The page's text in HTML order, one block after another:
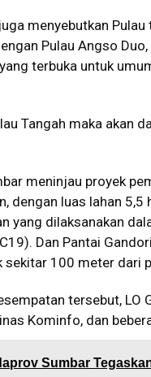
menyebutkan
Pulau Angso
terbuka untuk
Tangah maka akan
meninjau proyek
dengan luas lahan
yang dilaksanakan
Dan Pantai
sekitar 100 meter dari
tersebut, LO
Kominfo, dan
Sumbar